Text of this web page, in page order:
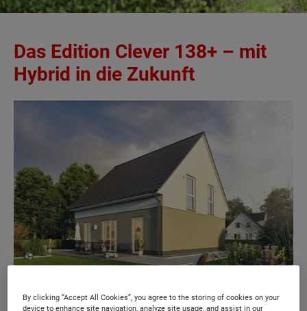
Das Edition Clever 138+ – mit
Hybrid in die Zukunft
By clicking “Accept All Cookies”, you agree to the storing of cookies on your
device to enhance site navigation, analyze site usage, and assist in our